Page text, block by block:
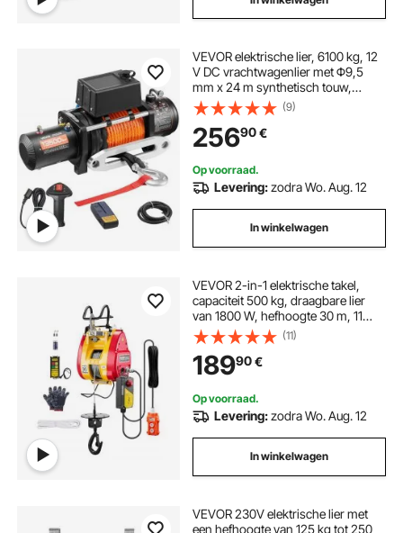
VEVOR elektrische lier, 6100 kg, 12
V DC vrachtwagenlier met Φ9,5
mm x 24 m synthetisch touw,
draadloze en bekabelde
afstandsbediening, voor het slepen
van SUV's, jeeps, aanhangwagens
en boten
(9)
25690€
Op voorraad.
Levering:zodra Wo. Aug. 12
In winkelwagen
VEVOR 2-in-1 elektrische takel,
capaciteit 500 kg, draagbare lier
van 1800 W, hefhoogte 30 m, 11
m/min met bekabelde en draadloze
afstandsbediening, voor garage,
magazijn, fabriek, hef- en
sleepwerkzaamheden
(11)
18990€
Op voorraad.
Levering:zodra Wo. Aug. 12
In winkelwagen
VEVOR 230V elektrische lier met
een hefhoogte van 125 kg tot 250